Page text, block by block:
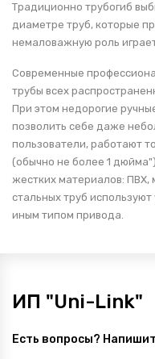
Традиционно трубогиб
диаметре труб, которые
немаловажную роль
Современные
трубы всех
При этом недорогие
позволить себе даже
пользователи, работают
(обычно не более 1
жестких материалов:
стальных труб
иным типом привода.
ИП "Uni-Link"
Есть вопросы?